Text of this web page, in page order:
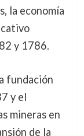
la economía
y 1786.
fundación
y el
mineras en
de la